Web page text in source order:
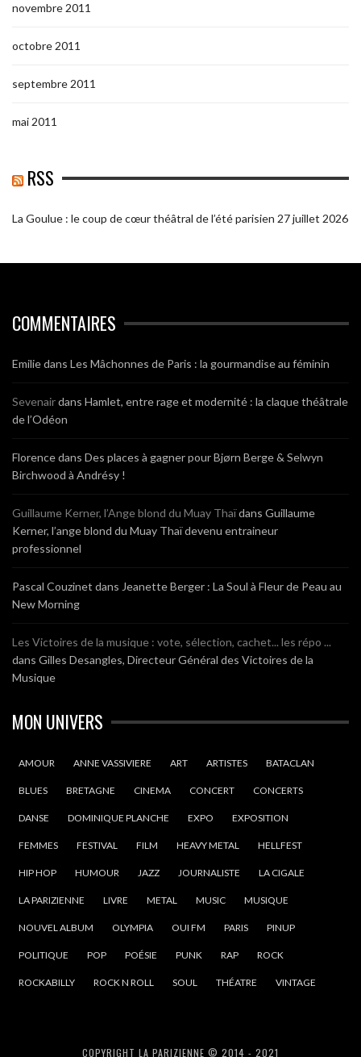
novembre 2011
octobre 2011
septembre 2011
mai 2011
RSS
La Goulue : le coup de cœur théâtral de l’été parisien 27 juillet 2026
COMMENTAIRES
Emiliedans Les Mâchonnes de Paris : la gourmandise au féminin
Sevenairdans Hamlet, entre rage et modernité : la claque théâtrale
de l’Odéon
Florencedans Des places à gagner pour Bjørn Berge & Selwyn
Birchwood à Andrésy !
Guillaume Kerner, l’Ange blond du Muay Thaïdans Guillaume
Kerner, l’ange blond du Muay Thaï devenu entraineur
professionnel
Pascal Couzinet dans Jeanette Berger : La Soul à Fleur de Peau au
New Morning
Les Victoires de la musique : vote, sélection, cachet... les répo ...
dans Gilles Desangles, Directeur Général des Victoires de la
Musique
MON UNIVERS
AMOUR ANNE VASSIVIERE ART ARTISTES BATACLAN
BLUES BRETAGNE CINEMA CONCERT CONCERTS
DANSE DOMINIQUE PLANCHE EXPO EXPOSITION
FEMMES FESTIVAL FILM HEAVY METAL HELLFEST
HIP HOP HUMOUR JAZZ JOURNALISTE LA CIGALE
LA PARIZIENNE LIVRE METAL MUSIC MUSIQUE
NOUVEL ALBUM OLYMPIA OUI FM PARIS PINUP
POLITIQUE POP POÉSIE PUNK RAP ROCK
ROCKABILLY ROCK N ROLL SOUL THÉATRE VINTAGE
COPYRIGHT LA PARIZIENNE © 2014 - 2021